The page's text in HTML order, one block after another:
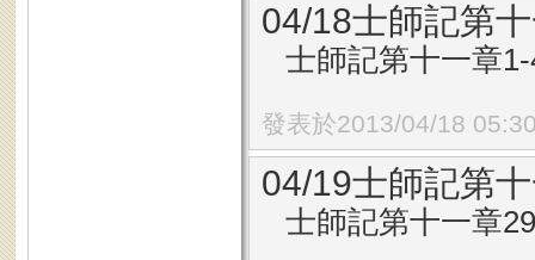
04/18士師記第
士師記第十一章
發表於2013/04/18
04/19士師記第
士師記第十一章